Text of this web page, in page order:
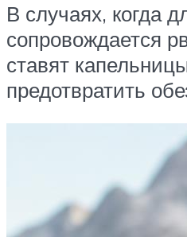
В случаях, когда
сопровождается
ставят
предотвратить